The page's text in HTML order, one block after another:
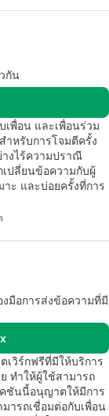
กัน
พื่อน และเพื่อนร่วม
ำหรับการโจมตีครั้ง
งไร้ความปราณี
ปลี่ยนข้อความกับผู้
ะ และบ่อยครั้งที่การ
งมือการส่งข้อความที่มี
เวิร์กฟรีที่มีให้บริการ
ทำให้ผู้ใช้สามารถ
คชันนี้อนุญาตให้มีการ
ารถเชื่อมต่อกับเพื่อน